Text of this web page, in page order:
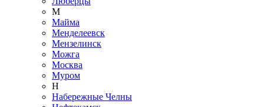
М
Майма
Менделеевск
Мензелинск
Можга
Москва
Муром
Н
Набережные Челны